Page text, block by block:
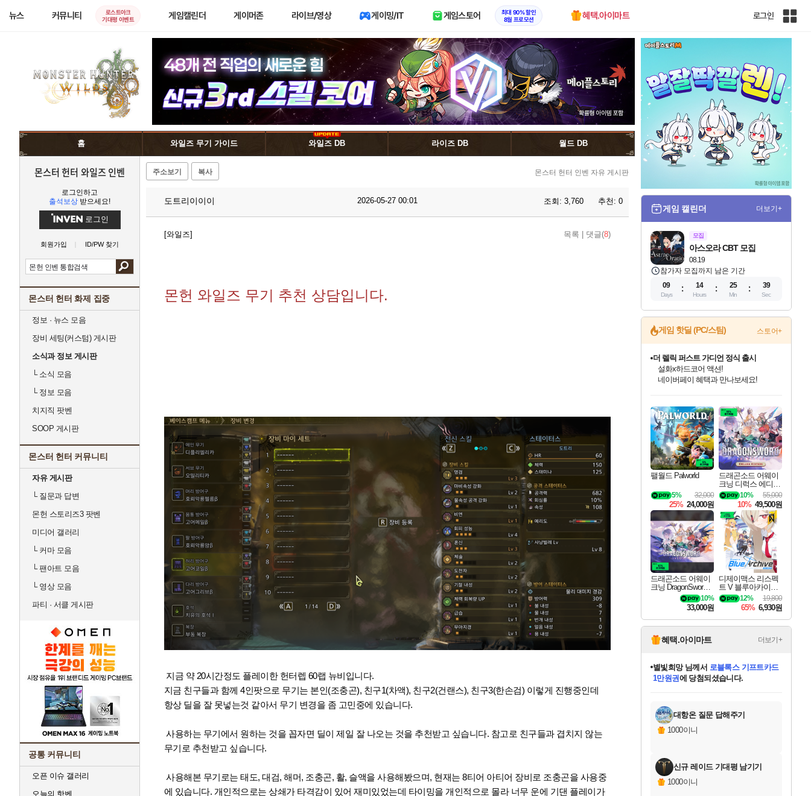
뉴스 커뮤니티
로스트아크
기대평 이벤트
게임캘린더 게이머존 라이브/영상 게이밍/IT 게임스토어
최대 90% 할인
8월 프로모션
혜택.아이마트 로그인
인
트
홈 와일즈 무기 가이드 와일즈 DB 라이즈 DB 월드 DB
몬스터 헌터 와일즈 인벤
로그인하고
출석보상 받으세요!
로그인
회원가입 ID/PW 찾기
몬스터 헌터 화제 집중
정보 · 뉴스 모음
장비 세팅(커스텀) 게시판
소식과 정보 게시판
└소식 모음
└정보 모음
치지직 팟벤
SOOP 게시판
몬스터 헌터 커뮤니티
자유 게시판
└질문과 답변
몬헌 스토리즈3 팟벤
미디어 갤러리
└커마 모음
└팬아트 모음
└영상 모음
파티 · 서클 게시판
공통 커뮤니티
오픈 이슈 갤러리
오늘의 핫벤
주소보기 복사 몬스터 헌터 인벤 자유 게시판
도트리이이이 2026-05-27 00:01 조회: 3,760 추천: 0
[와일즈] 목록 댓글(8)
몬헌 와일즈 무기 추천 상담입니다.
지금 약 20시간정도 플레이한 헌터렙 60랩 뉴비입니다.
지금 친구들과 함께 4인팟으로 무기는 본인(조충곤), 친구1(차액), 친구2(건랜스), 친구3(한손검) 이렇게 진행중인데
항상 딜을 잘 못넣는것 같아서 무기 변경을 좀 고민중에 있습니다.
사용하는 무기에서 원하는 것을 꼽자면 딜이 제일 잘 나오는 것을 추천받고 싶습니다. 참고로 친구들과 겹치지 않는
무기로 추천받고 싶습니다.
사용해본 무기로는 태도, 대검, 해머, 조충곤, 활, 슬액을 사용해봤으며, 현재는 8티어 아티어 장비로 조충곤을 사용중
에 있습니다. 개인적으로는 상쇄가 타격감이 있어 재미있었는데 타이밍을 개인적으로 몰라 너무 운에 기댄 플레이가
게임 캘린더 더보기+
모집
08.19
아스오라 CBT 모집
참가자 모집까지 남은 기간
09
Days
14
Hours
25
Min
37
Sec
게임 핫딜 (PC/스팀) 스토어+
최대 90% 할인가를 만나보세요!
네이버혜택과 함께 만나보세요!
50%할인&추가 적립까지!
네이버 포인트 혜택까지!
이니&베니 혜택까지!
네이버 혜택가와 함께 예약하세요!
할인&네이버혜택으로 만나보세요!
더 렐릭 퍼스트 가디언 정식 출시
설화x하드코어 액션!
네이버페이 혜택과 만나보세요!
40주년 프로모션으로 만나보세요!
할인가에 만나보세요!
일부 에디션 상시 할인!
혜택으로 예약 판매 중
편안하게 충전하세요
팰월드 Palworld
32,000
5%
25% 24,000원
드래곤소드 어웨이
크닝 디럭스 에디션
DragonSword Awake
ning Deluxe Edition
55,000
10%
10% 49,500원
드래곤소드 어웨이
크닝 DragonSword A
10%
33,000원
디제이맥스 리스펙
트 V 블루아카이브
팩 DJMAX RESPE
CT V Blue Archive P
ack DLC
19,800
12%
65% 6,930원
혜택.아이마트 더보기+
교환.
당첨되셨습니다.
당첨되셨습니다.
당첨되셨습니다.
별빛희망님께서 로블록스 기프트카드
1만원권에 당첨되셨습니다.
당첨되셨습니다.
당첨되셨습니다.
당첨되셨습니다.
당첨되셨습니다.
에디션 (스팀코드)를 교환.
당첨되셨습니다.
대항온 질문 답해주기
1000이니
신규 레이드 기대평 남기기
1000이니